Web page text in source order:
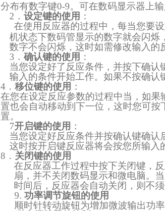
分布有数字键0-9。可在数码显示器上
2 ．设定键的使用 ：
在使用反应器的过程中，每当您要
机状态下数码管显示的数字就会闪烁
数字不会闪烁，这时如需修改输入的
3 ．确认键的使用 ：
当您设定好了反应条件，并按下确
输入的条件开始工作。如果不按确认
4． 移位键的使用 ：
在您在设定反应参数的过程中当，如
置也会自动移动到下一位，这时您可
置。
7开启键的使用 ：
当您设定好反应条件并按确认键确认
这时按开启键反应器将会按您所输入
8 ． 关闭键的使用
在反应器工作过程中按下关闭键，
扇，并不关闭数码显示和微电脑。
时间后，反应器会自动关闭，则不须
9. 功率调节旋钮的使用
顺时针转动旋钮为增加微波输出功